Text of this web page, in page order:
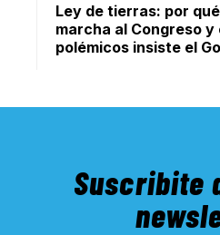
Ley de tierras: por
marcha al Congreso
polémicos insiste el
Suscribite